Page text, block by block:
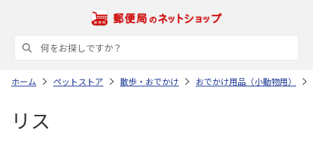
ホーム ペットストア 散歩・おでかけ おでかけ用品（小動物用）
リス